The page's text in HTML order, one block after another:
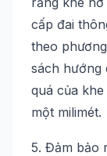
cấp đai
theo
sách hướng
quá của
một milimét.
5. Đảm bảo